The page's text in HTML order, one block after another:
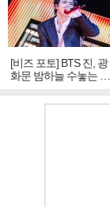
[비즈 포토] BTS 진, 광
화문 밤하늘 수놓는 '비
주얼 킹'의 열창